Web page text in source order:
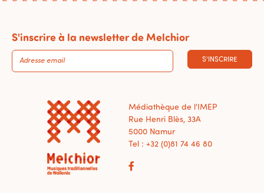
S'inscrire à la newsletter de Melchior
S'INSCRIRE
Médiathèque de l'IMEP
Rue Henri Blès, 33A
5000 Namur
Tel : +32 (0)81 74 46 80